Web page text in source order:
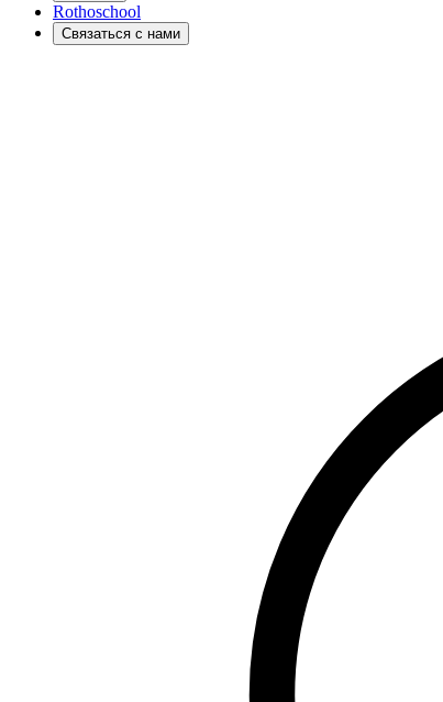
Rothoschool
Связаться с нами